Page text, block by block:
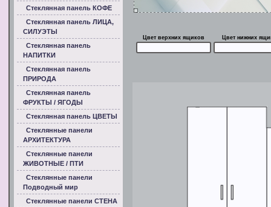
Цвет верхних ящиков Цвет нижних
Стеклянная панель КОФЕ
Стеклянная панель ЛИЦА,
СИЛУЭТЫ
Стеклянная панель
НАПИТКИ
Стеклянная панель
ПРИРОДА
Стеклянная панель
ФРУКТЫ / ЯГОДЫ
Стеклянная панель ЦВЕТЫ
Стеклянные панели
АРХИТЕКТУРА
Стеклянные панели
ЖИВОТНЫЕ / ПТИ
Стеклянные панели
Подводный мир
Стеклянные панели СТЕНА